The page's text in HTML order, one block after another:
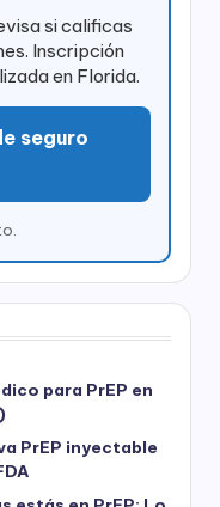
si calificas
Inscripción
en Florida.
seguro
para PrEP en
PrEP inyectable